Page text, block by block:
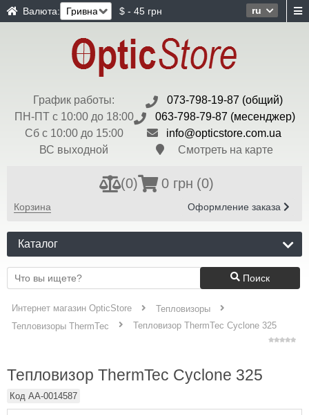
ru
Валюта: $ - 45 грн
График работы:
ПН-ПТ с 10:00 до 18:00
Сб с 10:00 до 15:00
ВС выходной
073-798-19-87 (общий)
063-798-79-87 (месенджер)
info@opticstore.com.ua
Смотреть на карте
(0) 0 грн (0)
Корзина Оформление заказа
Каталог
Поиск
Интернет магазин OpticStore
Тепловизоры
Тепловизоры ThermTec
Тепловизор ThermTec Cyclone 325
Тепловизор ThermTec Cyclone 325
Код AA-0014587